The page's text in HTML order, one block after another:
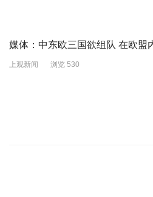
媒体：中东欧三国欲组队 在欧盟
上观新闻 浏览 530